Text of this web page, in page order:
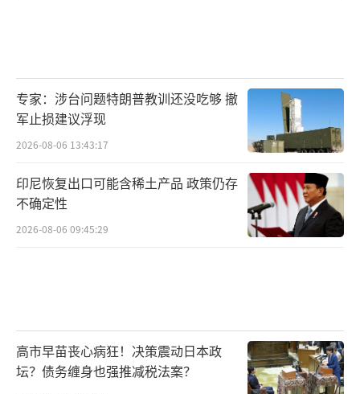
专家：涉台问题特朗普教训还没吃够 撤
军止损建议浮现
2026-08-06 13:43:17
印尼恢复出口可能含稀土产品 政策仍存
不确定性
2026-08-06 09:45:29
高市早苗丧心病狂！决策震动日本政
坛？债务缠身也强推减税法案？